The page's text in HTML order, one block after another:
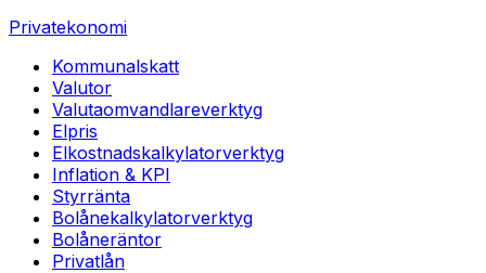
Privatekonomi
Kommunalskatt
Valutor
Valutaomvandlareverktyg
Elpris
Elkostnadskalkylatorverktyg
Inflation & KPI
Styrränta
Bolånekalkylatorverktyg
Bolåneräntor
Privatlån